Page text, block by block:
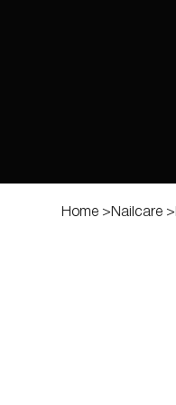
Home > Nailcare >